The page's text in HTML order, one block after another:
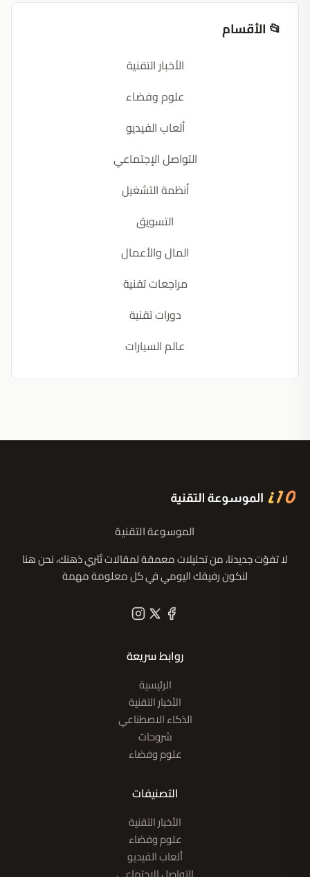
📂 الأقسام
الأخبار التقنية
علوم وفضاء
ألعاب الفيديو
التواصل الإجتماعي
أنظمة التشغيل
التسويق
المال والأعمال
مراجعات تقنية
دورات تقنية
عالم السيارات
الموسوعة التقنية
لا تفوّت جديدنا، من تحليلات معمقة لمقالات تُثري ذهنك، نحن هنا
لنكون رفيقك اليومي في كل معلومة مهمة
روابط سريعة
الرئيسية
الأخبار التقنية
الذكاء الاصطناعي
شروحات
علوم وفضاء
التصنيفات
الأخبار التقنية
علوم وفضاء
ألعاب الفيديو